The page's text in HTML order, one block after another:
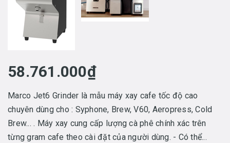
58.761.000₫
Marco Jet6 Grinder là mẫu máy xay cafe tốc độ cao
chuyên dùng cho : Syphone, Brew, V60, Aeropress, Cold
Brew... . Máy xay cung cấp lượng cà phê chính xác trên
từng gram cafe theo cài đặt của người dùng. - Có thể...